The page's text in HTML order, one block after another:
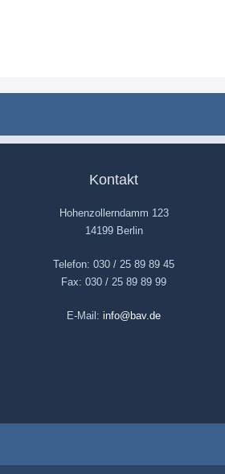
Kontakt
Hohenzollerndamm 123
14199 Berlin
Telefon: 030 / 25 89 89 45
Fax: 030 / 25 89 89 99
E-Mail: info@bav.de